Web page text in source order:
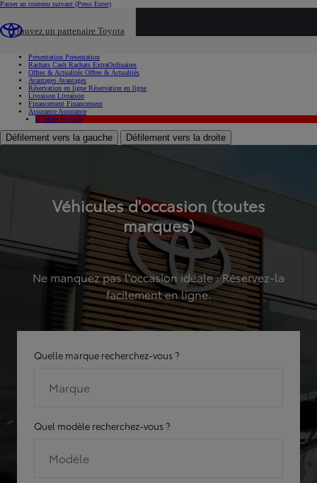
Passer au contenu suivant (Press Enter)
Trouvez un partenaire Toyota
Présentation Présentation
Rachats Cash Rachats ExtraOrdinaires
Offres & Actualités Offres & Actualités
Avantages Avantages
Réservation en ligne Réservation en ligne
Livraison Livraison
Financement Financement
Assurance Assurance
Hybride Hybride
Défilement vers la gauche Défilement vers la droite
Véhicules d'occasion (toutes
marques)
Ne manquez pas l'occasion idéale : Réservez-la
facilement en ligne.
Quelle marque recherchez-vous ?
Marque
Quel modèle recherchez-vous ?
Modèle